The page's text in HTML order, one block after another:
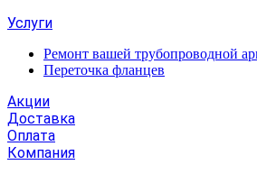
Услуги
Ремонт вашей трубопроводной
Переточка фланцев
Акции
Доставка
Оплата
Компания